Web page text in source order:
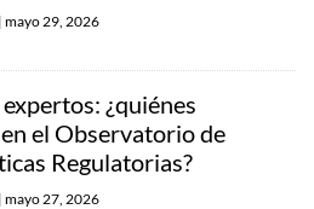
| mayo 29, 2026
¿quiénes
el Observatorio de
Regulatorias?
| mayo 27, 2026